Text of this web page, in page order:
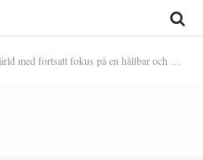
på en hållbar och konkurrenskraftig järn- och stålindustri